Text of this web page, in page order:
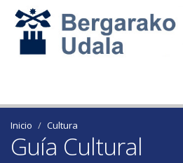
Inicio Cultura
Guía Cultural